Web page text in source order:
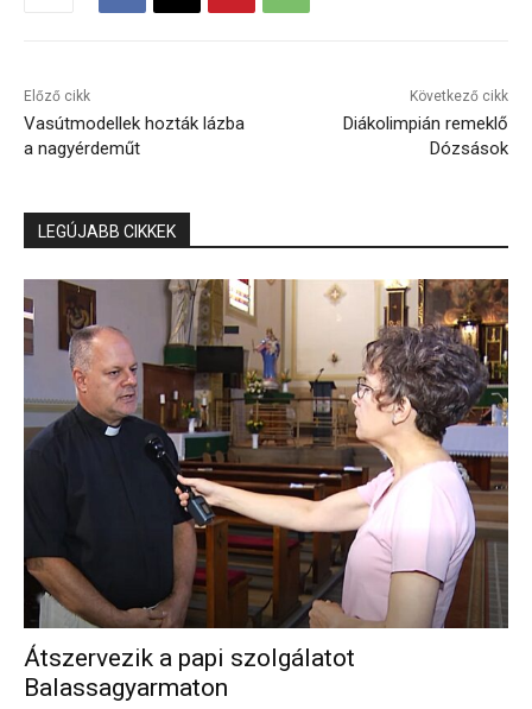
Előző cikk
Vasútmodellek hozták lázba
a nagyérdeműt
Következő cikk
Diákolimpián remeklő
Dózsások
LEGÚJABB CIKKEK
Átszervezik a papi szolgálatot
Balassagyarmaton